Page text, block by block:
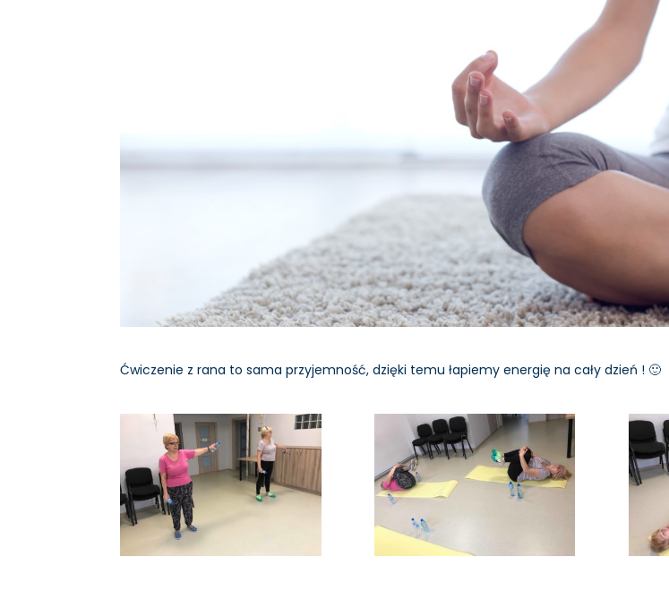
Ćwiczenie z rana to sama przyjemność, dzięki temu łapiemy energię na cały dzień ! 🙂